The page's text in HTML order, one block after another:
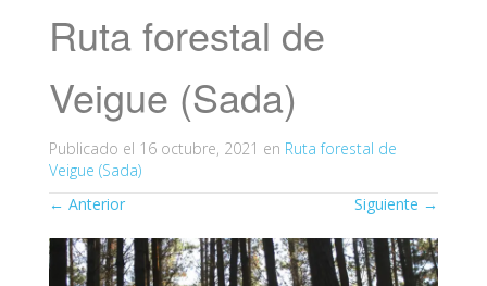
Ruta forestal de
Veigue (Sada)
Publicado el 16 octubre, 2021 en Ruta forestal de
Veigue (Sada)
← Anterior Siguiente →